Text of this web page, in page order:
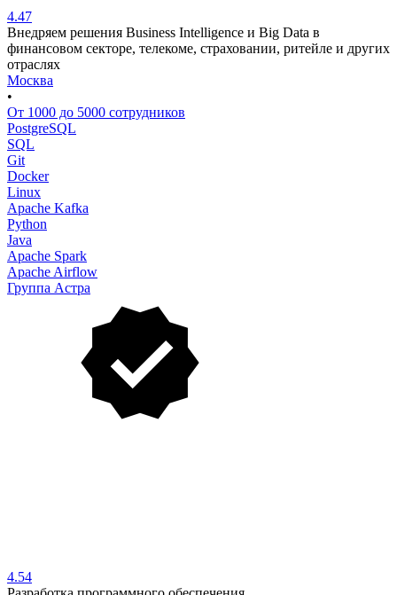
4.47
Внедряем решения Business Intelligence и Big Data в
финансовом секторе, телекоме, страховании, ритейле и других
отраслях
Москва
•
От 1000 до 5000 сотрудников
PostgreSQL
SQL
Git
Docker
Linux
Apache Kafka
Python
Java
Apache Spark
Apache Airflow
Группа Астра
4.54